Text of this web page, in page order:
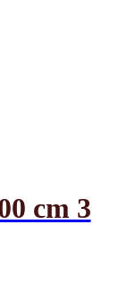
cm 3